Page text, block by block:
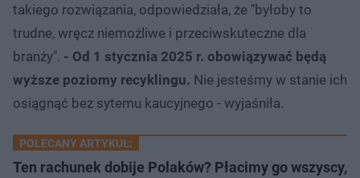
takiego rozwiązania, odpowiedziała, że "byłoby to
trudne, wręcz niemożliwe i przeciwskuteczne dla
branży". - Od 1 stycznia 2025 r. obowiązywać będą
wyższe poziomy recyklingu. Nie jesteśmy w stanie ich
osiągnąć bez sytemu kaucyjnego - wyjaśniła.
POLECANY ARTYKUŁ:
Ten rachunek dobije Polaków? Płacimy go wszyscy,